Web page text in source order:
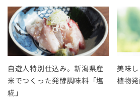
自遊人特別仕込み。新潟県産
米でつくった発酵調味料「塩
糀」
美味
植物発